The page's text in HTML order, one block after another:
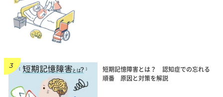
短期記憶障害とは？ 認知症での忘れる
順番 原因と対策を解説